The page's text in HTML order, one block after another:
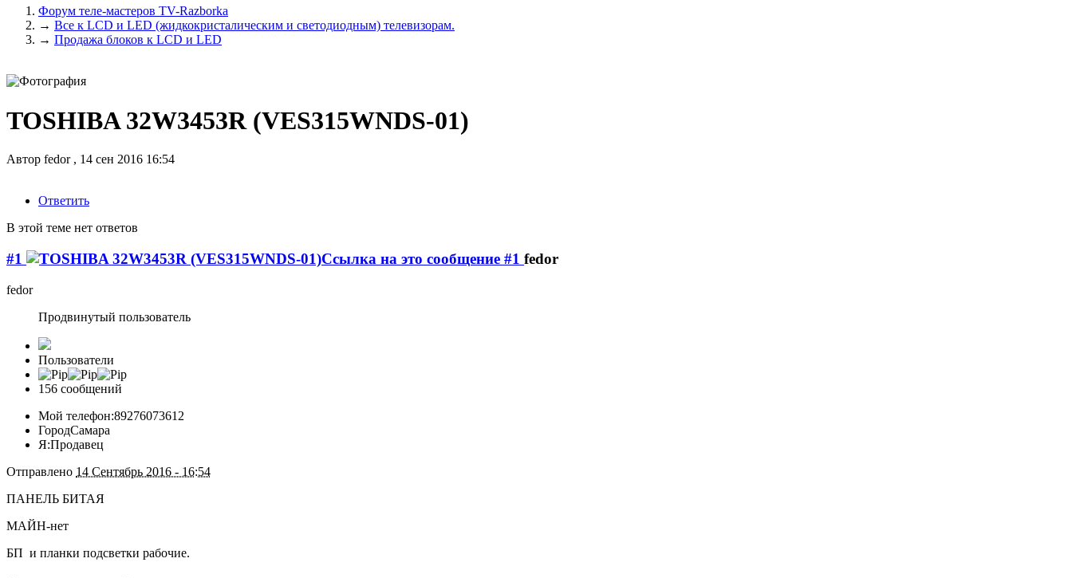
Форум теле-мастеров TV-Razborka
→ Все к LCD и LED (жидкокристалическим и светодиодным) телевизорам.
→ Продажа блоков к LCD и LED
TOSHIBA 32W3453R (VES315WNDS-01)
Автор fedor , 14 сен 2016 16:54
Ответить
В этой теме нет ответов
#1 fedor
fedor
Продвинутый пользователь
Пользователи
156 сообщений
Мой телефон:89276073612
ГородСамара
Я:Продавец
Отправлено 14 Сентябрь 2016 - 16:54
ПАНЕЛЬ БИТАЯ
МАЙН-нет
БП и планки подсветки рабочие.